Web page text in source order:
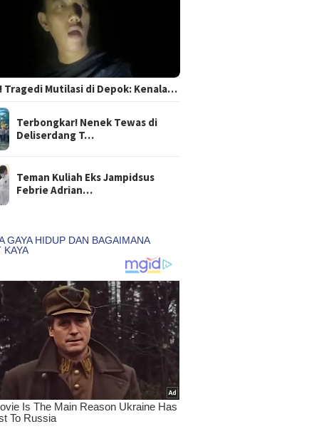
Tragedi Mutilasi di Depok: Kenala…
Terbongkar! Nenek Tewas di
Deliserdang T…
Teman Kuliah Eks Jampidsus
Febrie Adrian…